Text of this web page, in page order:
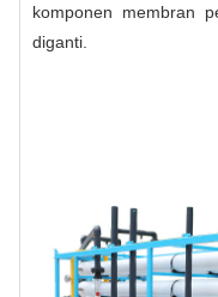
komponen membran
diganti.